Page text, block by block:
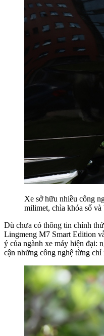
Xe sở hữu nhiều công
milimet, chìa khóa số
Dù chưa có thông tin chính
Lingmeng M7 Smart Edition
ý của ngành xe máy hiện đại:
cận những công nghệ từng chỉ